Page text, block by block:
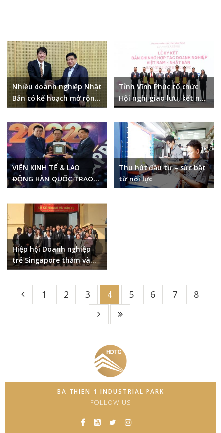
Nhiều doanh nghiệp Nhật
Bản có kế hoạch mở rộng
đầu tư tại Việt Nam
Tỉnh Vĩnh Phúc tổ chức
Hội nghị giao lưu, kết nối
doanh nghiệp Việt Nam –
Nhật Bản năm 2023
VIỆN KINH TẾ & LAO
ĐỘNG HÀN QUỐC TRAO
KỶ NIỆM CHƯƠNG CHO
CHỦ TỊCH HĐQT HDTC
ĐINH TRƯỜNG CHINH
Thu hút đầu tư – sức bật
từ nội lực
Hiệp hội Doanh nghiệp
trẻ Singapore thăm và
làm việc tại tỉnh Vĩnh
Phúc
1 2 3 4 5 6 7 8
BA THIEN 1 INDUSTRIAL PARK
FOLLOW US